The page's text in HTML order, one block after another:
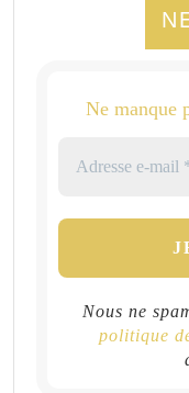
Ne manque
Nous ne
politique